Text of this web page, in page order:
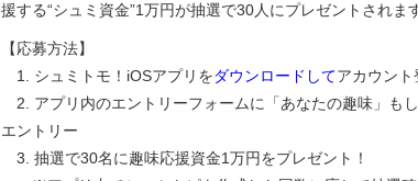
援する“シュミ資金”1万円が抽選で30人にプレゼントされます
【応募方法】
1. シュミトモ！iOSアプリをダウンロードしてアカウント
2. アプリ内のエントリーフォームに「あなたの趣味」も
エントリー
3. 抽選で30名に趣味応援資金1万円をプレゼント！